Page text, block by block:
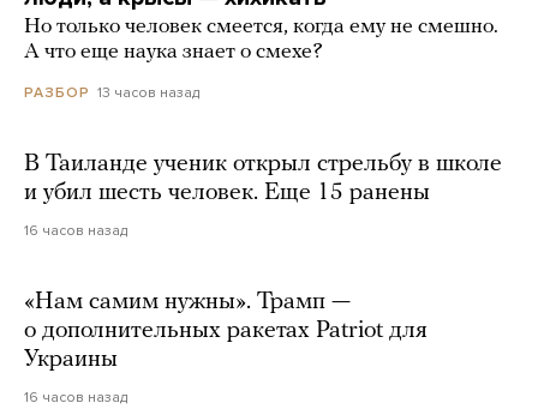
Но только человек смеется, когда ему не смешно.
А что еще наука знает о смехе?
РАЗБОР 13 часов назад
В Таиланде ученик открыл стрельбу в школе
и убил шесть человек. Еще 15 ранены
16 часов назад
«Нам самим нужны». Трамп —
о дополнительных ракетах Patriot для
Украины
16 часов назад